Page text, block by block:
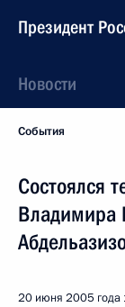
Президент
Новости
События
Состоялся
Владимира
20 июня 2005 года